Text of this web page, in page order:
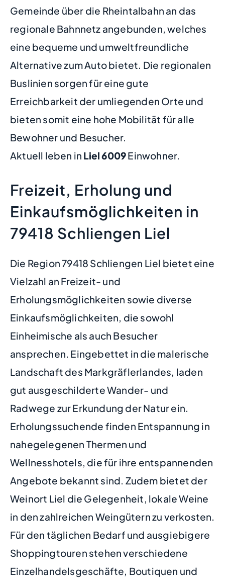
Gemeinde über die Rheintalbahn an das
regionale Bahnnetz angebunden, welches
eine bequeme und umweltfreundliche
Alternative zum Auto bietet. Die regionalen
Buslinien sorgen für eine gute
Erreichbarkeit der umliegenden Orte und
bieten somit eine hohe Mobilität für alle
Bewohner und Besucher.
Aktuell leben in Liel6009Einwohner.
Freizeit, Erholung und
Einkaufsmöglichkeiten in
79418 Schliengen Liel
Die Region 79418 Schliengen Liel bietet eine
Vielzahl an Freizeit- und
Erholungsmöglichkeiten sowie diverse
Einkaufsmöglichkeiten, die sowohl
Einheimische als auch Besucher
ansprechen. Eingebettet in die malerische
Landschaft des Markgräflerlandes, laden
gut ausgeschilderte Wander- und
Radwege zur Erkundung der Natur ein.
Erholungssuchende finden Entspannung in
nahegelegenen Thermen und
Wellnesshotels, die für ihre entspannenden
Angebote bekannt sind. Zudem bietet der
Weinort Liel die Gelegenheit, lokale Weine
in den zahlreichen Weingütern zu verkosten.
Für den täglichen Bedarf und ausgiebigere
Shoppingtouren stehen verschiedene
Einzelhandelsgeschäfte, Boutiquen und